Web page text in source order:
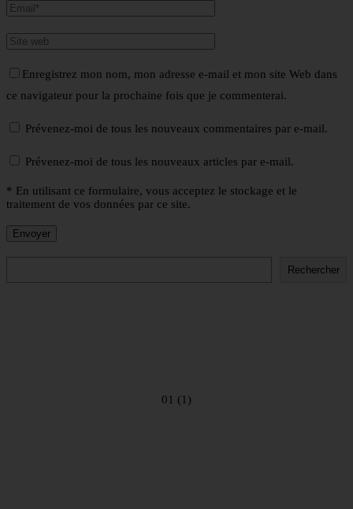
Enregistrez mon nom, mon adresse e-mail et mon site Web dans
ce navigateur pour la prochaine fois que je commenterai.
Prévenez-moi de tous les nouveaux commentaires par e-mail.
Prévenez-moi de tous les nouveaux articles par e-mail.
* En utilisant ce formulaire, vous acceptez le stockage et le
traitement de vos données par ce site.
Rechercher
01 (1)